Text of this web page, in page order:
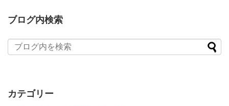
ブログ内検索
カテゴリー